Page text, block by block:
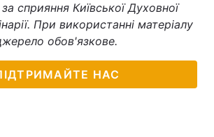
за сприяння Київської Духовної
При використанні матеріалу
обов'язкове.
НАС